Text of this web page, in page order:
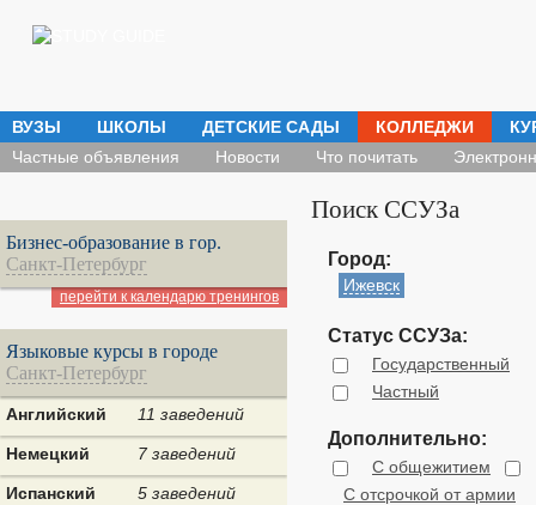
ВУЗЫ ШКОЛЫ ДЕТСКИЕ САДЫ КОЛЛЕДЖИ
Частные объявления
Новости Что почитать
Поиск ССУЗа
Город:
Ижевск
Статус ССУЗа:
Государственный
Частный
Дополнительно:
С общежитием
С отсрочкой от армии
Бизнес-образование в гор.
Санкт-Петербург
перейти к календарю тренингов
Языковые курсы в городе
Санкт-Петербург
Английский 11 заведений
Немецкий 7 заведений
Испанский 5 заведений